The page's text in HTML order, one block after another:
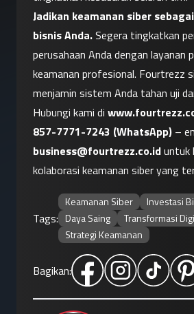
Jadikan keamanan siber
bisnis Anda. Segera tingkatkan
perusahaan Anda dengan layanan
keamanan profesional. Fourtrezz
menjamin sistem Anda tahan uji
Hubungi kami di
857-7771-7243 (WhatsApp)
business@fourtrezz.co.id untuk
kolaborasi keamanan siber yang
Tags:
Keamanan Siber
Investasi
Daya Saing
Transformasi
Strategi Keamanan
Bagikan: